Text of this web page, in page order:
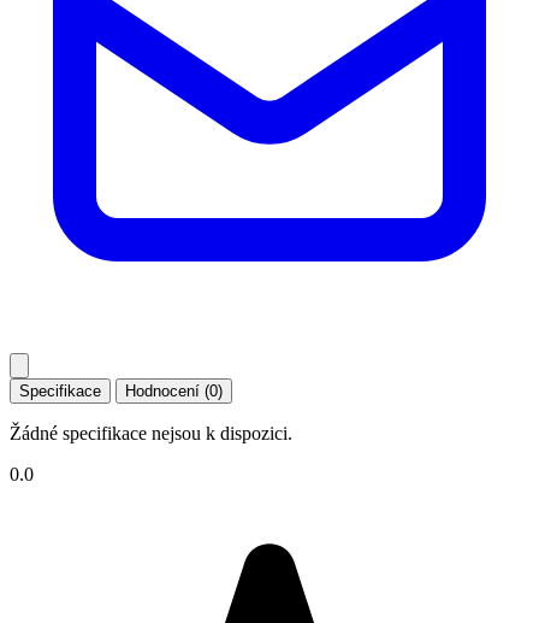
Specifikace Hodnocení (0)
Žádné specifikace nejsou k dispozici.
0.0